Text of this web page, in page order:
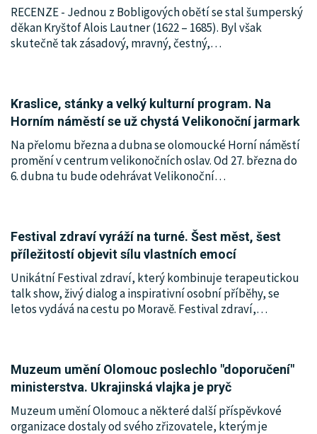
RECENZE - Jednou z Bobligových obětí se stal šumperský
děkan Kryštof Alois Lautner (1622 – 1685). Byl však
skutečně tak zásadový, mravný, čestný,…
Kraslice, stánky a velký kulturní program. Na
Horním náměstí se už chystá Velikonoční jarmark
Na přelomu března a dubna se olomoucké Horní náměstí
promění v centrum velikonočních oslav. Od 27. března do
6. dubna tu bude odehrávat Velikonoční…
Festival zdraví vyráží na turné. Šest měst, šest
příležitostí objevit sílu vlastních emocí
Unikátní Festival zdraví, který kombinuje terapeutickou
talk show, živý dialog a inspirativní osobní příběhy, se
letos vydává na cestu po Moravě. Festival zdraví,…
Muzeum umění Olomouc poslechlo "doporučení"
ministerstva. Ukrajinská vlajka je pryč
Muzeum umění Olomouc a některé další příspěvkové
organizace dostaly od svého zřizovatele, kterým je